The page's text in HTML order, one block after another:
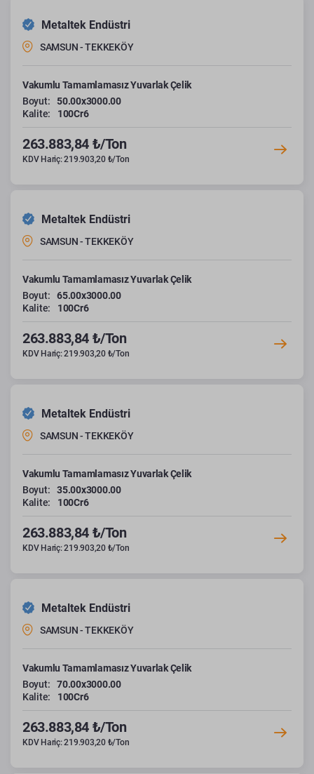
Metaltek Endüstri
SAMSUN - TEKKEKÖY
Vakumlu Tamamlamasız Yuvarlak Çelik
Boyut:
50.00x3000.00
Kalite:
100Cr6
263.883,84 ₺/Ton
KDV Hariç: 219.903,20 ₺/Ton
Metaltek Endüstri
SAMSUN - TEKKEKÖY
Vakumlu Tamamlamasız Yuvarlak Çelik
Boyut:
65.00x3000.00
Kalite:
100Cr6
263.883,84 ₺/Ton
KDV Hariç: 219.903,20 ₺/Ton
Metaltek Endüstri
SAMSUN - TEKKEKÖY
Vakumlu Tamamlamasız Yuvarlak Çelik
Boyut:
35.00x3000.00
Kalite:
100Cr6
263.883,84 ₺/Ton
KDV Hariç: 219.903,20 ₺/Ton
Metaltek Endüstri
SAMSUN - TEKKEKÖY
Vakumlu Tamamlamasız Yuvarlak Çelik
Boyut:
70.00x3000.00
Kalite:
100Cr6
263.883,84 ₺/Ton
KDV Hariç: 219.903,20 ₺/Ton